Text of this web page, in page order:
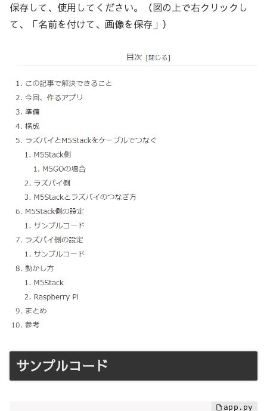
保存して、使用してください。（図の上で右クリックし
て、「名前を付けて、画像を保存」）
サンプルコード